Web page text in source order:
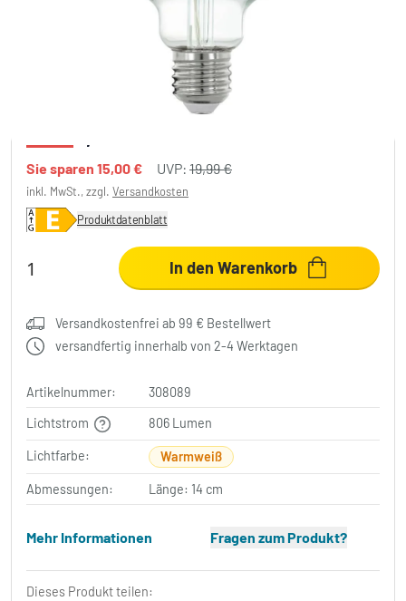
Eglo Leuchten E27 6 Watt 2700 Kelvin 806
Sie sparen 15,00 € UVP: 19,99 €
inkl. MwSt., zzgl. Versandkosten
Produktdatenblatt
In den Warenkorb
Versandkostenfrei ab 99 € Bestellwert
versandfertig innerhalb von 2-4 Werktagen
Artikelnummer:
308089
Lichtstrom
806 Lumen
Lichtfarbe: Warmweiß
Abmessungen: Länge: 14 cm
Mehr Informationen Fragen zum Produkt?
Dieses Produkt teilen: